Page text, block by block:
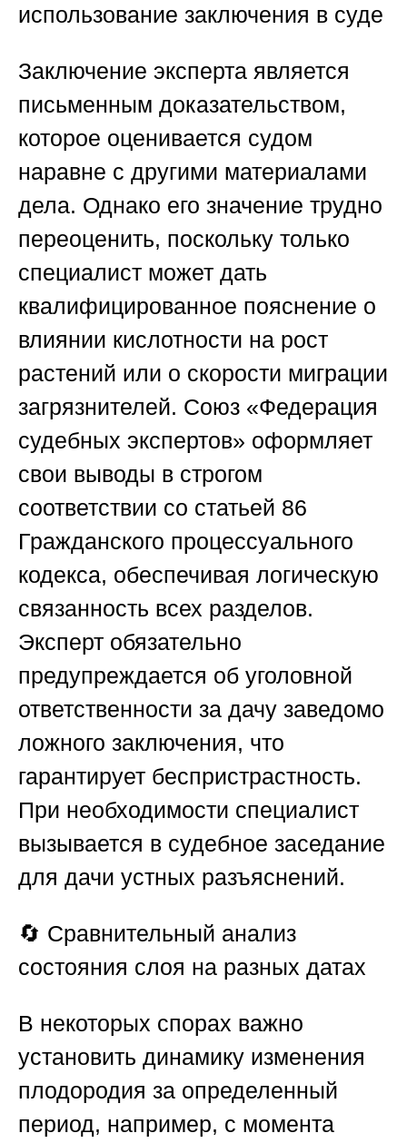
использование заключения в суде
Заключение эксперта является
письменным доказательством,
которое оценивается судом
наравне с другими материалами
дела. Однако его значение трудно
переоценить, поскольку только
специалист может дать
квалифицированное пояснение о
влиянии кислотности на рост
растений или о скорости миграции
загрязнителей. Союз «Федерация
судебных экспертов» оформляет
свои выводы в строгом
соответствии со статьей 86
Гражданского процессуального
кодекса, обеспечивая логическую
связанность всех разделов.
Эксперт обязательно
предупреждается об уголовной
ответственности за дачу заведомо
ложного заключения, что
гарантирует беспристрастность.
При необходимости специалист
вызывается в судебное заседание
для дачи устных разъяснений.
🔄 Сравнительный анализ
состояния слоя на разных датах
В некоторых спорах важно
установить динамику изменения
плодородия за определенный
период, например, с момента